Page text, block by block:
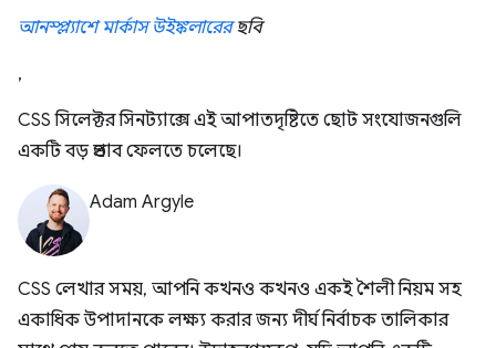
আনস্প্ল্যাশে মার্কাস উইঙ্কলারেরছবি
,
CSS সিলেক্টর সিনট্যাক্সে এই আপাতদৃষ্টিতে ছোট সংযোজনগুলি
একটি বড় প্রভাব ফেলতে চলেছে।
Adam Argyle
CSS লেখার সময়, আপনি কখনও কখনও একই শৈলী নিয়ম সহ
একাধিক উপাদানকে লক্ষ্য করার জন্য দীর্ঘ নির্বাচক তালিকার